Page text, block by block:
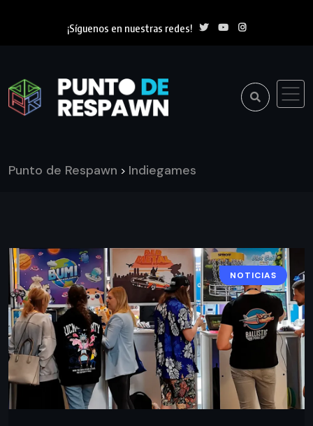
¡Síguenos en nuestras redes!
Punto de Respawn > Indiegames
NOTICIAS